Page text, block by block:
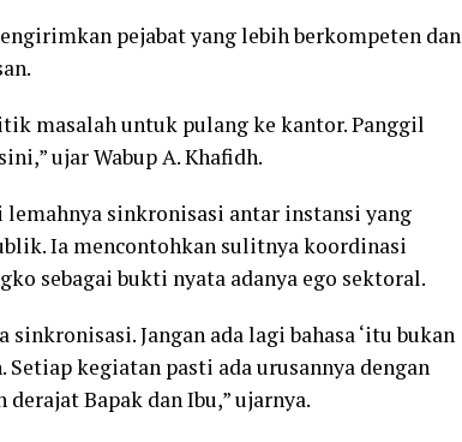
pejabat yang lebih berkompeten dan
masalah untuk pulang ke kantor. Panggil
ujar Wabup A. Khafidh.
sinkronisasi antar instansi yang
Ia mencontohkan sulitnya koordinasi
sebagai bukti nyata adanya ego sektoral.
Jangan ada lagi bahasa ‘itu bukan
Setiap kegiatan pasti ada urusannya dengan
Bapak dan Ibu,” ujarnya.